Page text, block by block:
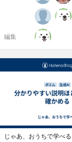
編集
じゃあ、おうちで学べる